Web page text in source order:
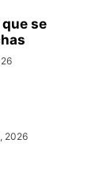
se
2026